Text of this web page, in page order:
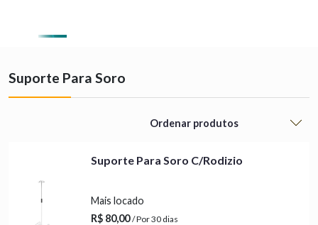
Suporte Para Soro
Suporte Para Soro C/Rodizio
Mais locado
R$ 80,00/ Por 30 dias